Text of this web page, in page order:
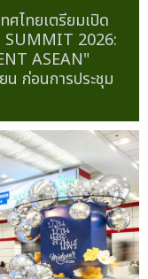
ไทยเตรียมเปิด
SUMMIT 2026:
ASEAN"
น ก่อนการประชุม